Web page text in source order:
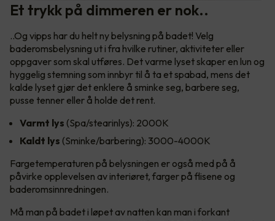
Et trykk på dimmeren er nok..
..Og vipps har du helt ny belysning på badet! Velg
baderomsbelysning ut i fra hvilke rutiner, aktiviteter eller
oppgaver som skal utføres. Det varme lyset skaper en lun og
hyggelig stemning som innbyr til å ta et spabad, mens det
kalde lyset gjør det enklere å sminke seg, barbere seg,
pusse tenner eller å holde det rent.
Varmt lys (Spa/stearinlys): 2000K
Kaldt lys (Sminke/barbering): 3000-4000K
Fargetemperaturen på belysningen er også med på å
påvirke opplevelsen av interiøret, farger på flisene og
baderomsinnredningen.
Må man på badet i løpet av natten kan man i forkant